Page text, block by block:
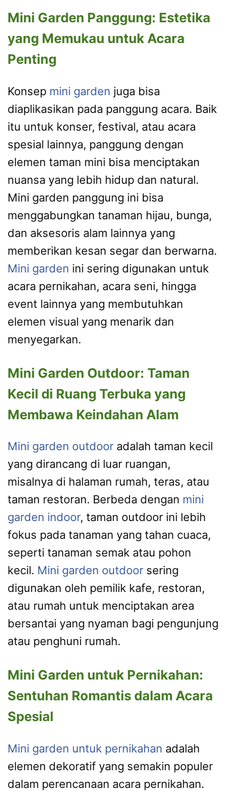
Mini Garden Panggung: Estetika
yang Memukau untuk Acara
Penting
Konsep mini garden juga bisa
diaplikasikan pada panggung acara. Baik
itu untuk konser, festival, atau acara
spesial lainnya, panggung dengan
elemen taman mini bisa menciptakan
nuansa yang lebih hidup dan natural.
Mini garden panggung ini bisa
menggabungkan tanaman hijau, bunga,
dan aksesoris alam lainnya yang
memberikan kesan segar dan berwarna.
Mini garden ini sering digunakan untuk
acara pernikahan, acara seni, hingga
event lainnya yang membutuhkan
elemen visual yang menarik dan
menyegarkan.
Mini Garden Outdoor: Taman
Kecil di Ruang Terbuka yang
Membawa Keindahan Alam
Mini garden outdoor adalah taman kecil
yang dirancang di luar ruangan,
misalnya di halaman rumah, teras, atau
taman restoran. Berbeda dengan mini
garden indoor, taman outdoor ini lebih
fokus pada tanaman yang tahan cuaca,
seperti tanaman semak atau pohon
kecil. Mini garden outdoor sering
digunakan oleh pemilik kafe, restoran,
atau rumah untuk menciptakan area
bersantai yang nyaman bagi pengunjung
atau penghuni rumah.
Mini Garden untuk Pernikahan:
Sentuhan Romantis dalam Acara
Spesial
Mini garden untuk pernikahan adalah
elemen dekoratif yang semakin populer
dalam perencanaan acara pernikahan.